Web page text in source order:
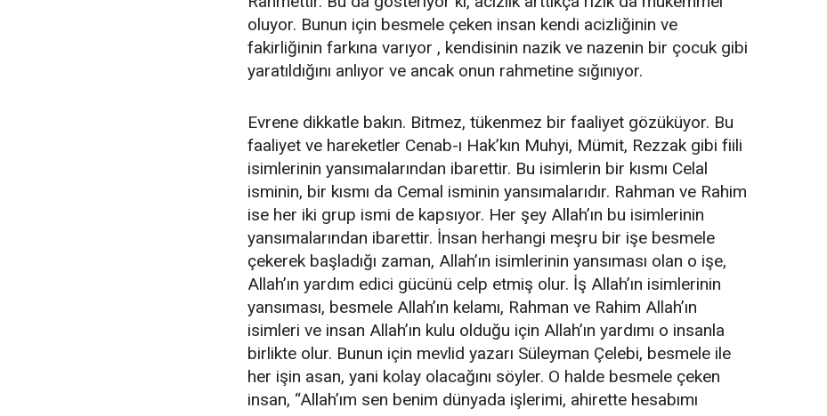
oluyor. Bunun için besmele çeken insan kendi acizliğinin ve
fakirliğinin farkına varıyor , kendisinin nazik ve nazenin bir çocuk gibi
yaratıldığını anlıyor ve ancak onun rahmetine sığınıyor.
Evrene dikkatle bakın. Bitmez, tükenmez bir faaliyet gözüküyor. Bu
faaliyet ve hareketler Cenab-ı Hak’kın Muhyi, Mümit, Rezzak gibi fiili
isimlerinin yansımalarından ibarettir. Bu isimlerin bir kısmı Celal
isminin, bir kısmı da Cemal isminin yansımalarıdır. Rahman ve Rahim
ise her iki grup ismi de kapsıyor. Her şey Allah’ın bu isimlerinin
yansımalarından ibarettir. İnsan herhangi meşru bir işe besmele
çekerek başladığı zaman, Allah’ın isimlerinin yansıması olan o işe,
Allah’ın yardım edici gücünü celp etmiş olur. İş Allah’ın isimlerinin
yansıması, besmele Allah’ın kelamı, Rahman ve Rahim Allah’ın
isimleri ve insan Allah’ın kulu olduğu için Allah’ın yardımı o insanla
birlikte olur. Bunun için mevlid yazarı Süleyman Çelebi, besmele ile
her işin asan, yani kolay olacağını söyler. O halde besmele çeken
insan, “Allah’ım sen benim dünyada işlerimi, ahirette hesabımı